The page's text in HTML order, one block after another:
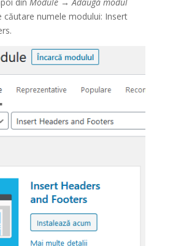
căutare numele modului: Insert